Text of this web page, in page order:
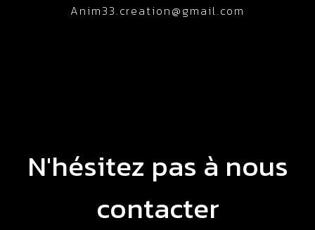
anim33.creation@gmail.com
N'hésitez pas à nous
contacter